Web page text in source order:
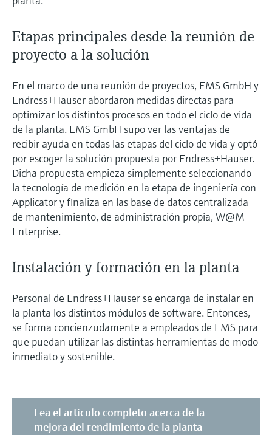
Etapas principales desde la reunión de
proyecto a la solución
En el marco de una reunión de proyectos, EMS GmbH y
Endress+Hauser abordaron medidas directas para
optimizar los distintos procesos en todo el ciclo de vida
de la planta. EMS GmbH supo ver las ventajas de
recibir ayuda en todas las etapas del ciclo de vida y optó
por escoger la solución propuesta por Endress+Hauser.
Dicha propuesta empieza simplemente seleccionando
la tecnología de medición en la etapa de ingeniería con
Applicator y finaliza en las base de datos centralizada
de mantenimiento, de administración propia, W@M
Enterprise.
Instalación y formación en la planta
Personal de Endress+Hauser se encarga de instalar en
la planta los distintos módulos de software. Entonces,
se forma concienzudamente a empleados de EMS para
que puedan utilizar las distintas herramientas de modo
inmediato y sostenible.
Lea el artículo completo acerca de la
mejora del rendimiento de la planta